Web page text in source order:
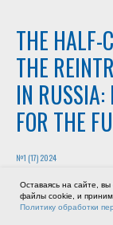
THE HALF-
THE
IN RUSSIA:
FOR THE
№1 (17) 2024
Mishukov I. O.
Оставаясь на сайте,
файлы cookie, и
Политику обработки